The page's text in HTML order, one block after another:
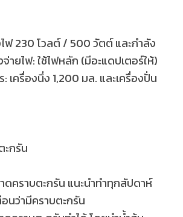
ไฟ 230 โวลต์ / 500 วัตต์ และกำลัง
ายไฟ: ใช้ไฟหลัก (มีอะแดปเตอร์ให้)
: เครื่องนึ่ง 1,200 มล. และเครื่องปั่น
ะกรัน
ดคราบตะกรัน แนะนำทำทุกสัปดาห์
นว่ามีคราบตะกรัน